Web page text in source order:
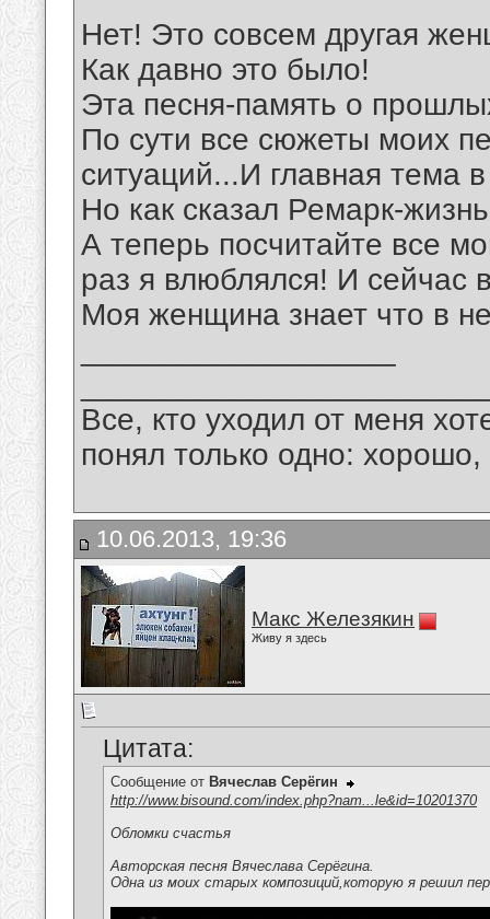
Нет! Это совсем другая
Как давно это было!
Эта песня-память о
По сути все сюжеты моих
ситуаций...И главная тема
Но как сказал Ремарк-
А теперь посчитайте все
раз я влюблялся! И сейчас
Моя женщина знает что в
Все, кто уходил от меня
понял только одно:
10.06.2013, 19:36
Макс Железякин
Живу я здесь
Цитата:
Сообщение от Вячеслав Серёгин
http://www.bisound.com/index.php?nam...le&id=10201370
Обломки счастья
Авторская песня Вячеслава Серёгина.
Одна из моих старых композиций,которую я решил